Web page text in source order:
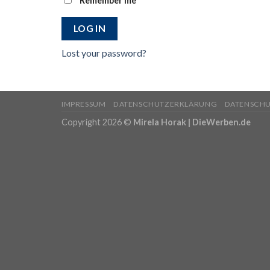
LOG IN
Lost your password?
IMPRESSUM DATENSCHUTZERKLÄRUNG
Copyright 2026 © Mirela Horak | DieWerben.de